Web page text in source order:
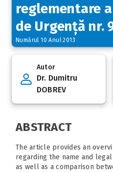
reglementare
de Urgență nr.
Numărul 10 Anul 2013
Autor
Dr. Dumitru
DOBREV
ABSTRACT
The article provides an
regarding the name and
as well as a comparison